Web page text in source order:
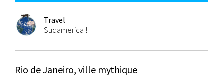
Travel
Sudamerica !
Rio de Janeiro, ville mythique